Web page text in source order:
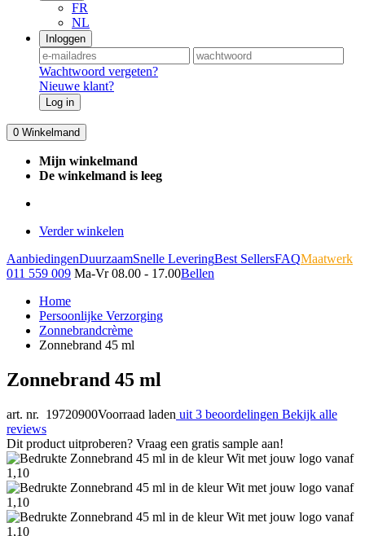
FR
NL
Inloggen
Wachtwoord vergeten?
Nieuwe klant?
Log in
0 Winkelmand
Mijn winkelmand
De winkelmand is leeg
Verder winkelen
AanbiedingenDuurzaamSnelle LeveringBest SellersFAQMaatwerk
011 559 009 Ma-Vr 08.00 - 17.00Bellen
Home
Persoonlijke Verzorging
Zonnebrandcrème
Zonnebrand 45 ml
Zonnebrand 45 ml
art. nr. 19720900Voorraad laden uit 3 beoordelingen Bekijk alle
reviews
Dit product uitproberen? Vraag een gratis sample aan!